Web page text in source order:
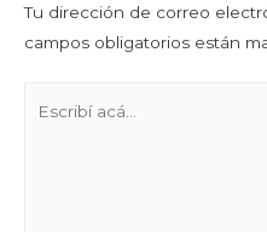
Tu dirección de correo
campos obligatorios están